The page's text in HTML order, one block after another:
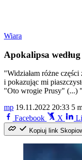
Wiara
Apokalipsa
"Widziałam różne
i pokazując mi
"Oto wrogie Prusy" (...)
mp 19.11.2022 20:33 5
Facebook
X
Kopiuj link